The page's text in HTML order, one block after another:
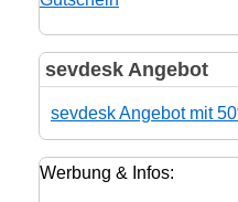
sevdesk Angebot
sevdesk Angebot mit
Werbung & Infos: